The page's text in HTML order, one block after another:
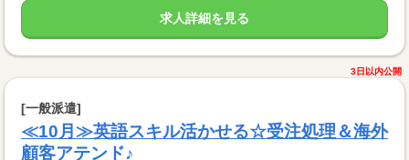
求人詳細を見る
3日以内公開
[一般派遣]
≪10月≫英語スキル活かせる☆受注処理＆海外
顧客アテンド♪